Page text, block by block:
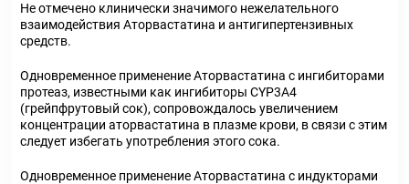
Не отмечено клинически значимого нежелательного
взаимодействия Аторвастатина и антигипертензивных
средств.
Одновременное применение Аторвастатина с ингибиторами
протеаз, известными как ингибиторы CYP3А4
(грейпфрутовый сок), сопровождалось увеличением
концентрации аторвастатина в плазме крови, в связи с этим
следует избегать употребления этого сока.
Одновременное применение Аторвастатина с индукторами